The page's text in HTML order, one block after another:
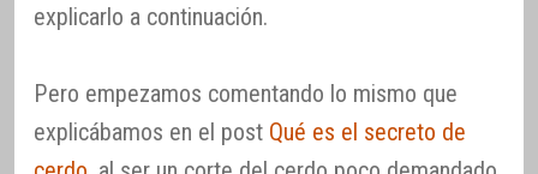
explicarlo a continuación.
Pero empezamos comentando lo mismo que
explicábamos en el post Qué es el secreto de